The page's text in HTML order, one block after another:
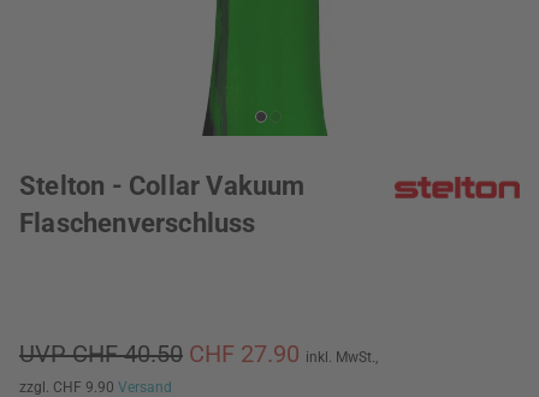
Stelton - Collar Vakuum
Flaschenverschluss
UVP CHF 40.50 CHF 27.90 inkl. MwSt.,
zzgl. CHF 9.90 Versand